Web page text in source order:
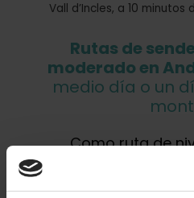
Vall d’Incles, a 10
Rutas de
moderado en
medio día o un
Como ruta de